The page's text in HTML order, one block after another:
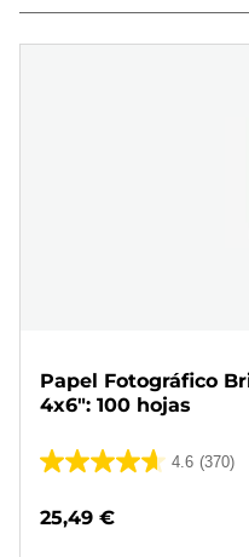
Papel Fotográfico
4x6": 100 hojas
4.6 (370)
4.6
25,49 €